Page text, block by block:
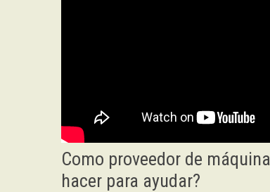
Como proveedor de
hacer para ayudar?